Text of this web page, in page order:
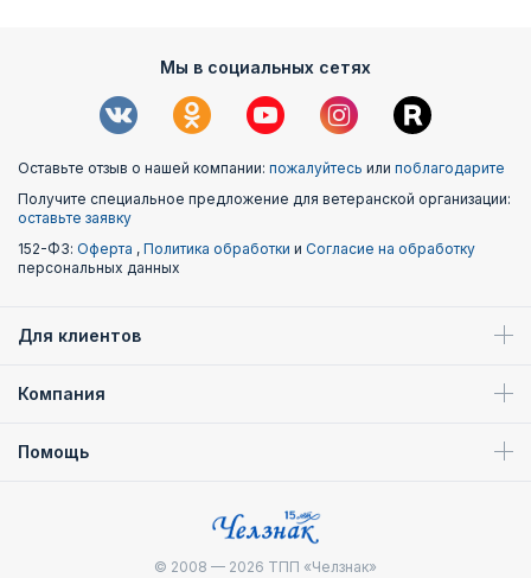
Мы в социальных сетях
Оставьте отзыв о нашей компании: пожалуйтесь или поблагодарите
Получите специальное предложение для ветеранской организации:
оставьте заявку
152-ФЗ: Оферта , Политика обработки и Согласие на обработку
персональных данных
Для клиентов
Компания
Помощь
© 2008 — 2026 ТПП «Челзнак»